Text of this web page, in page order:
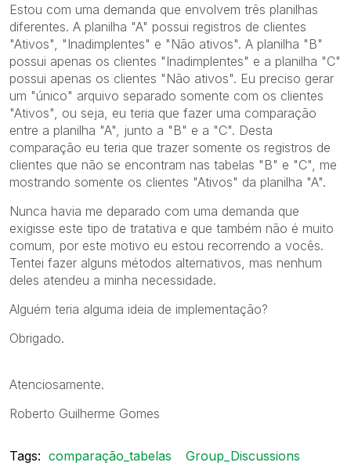
Estou com uma demanda que envolvem três planilhas
diferentes. A planilha "A" possui registros de clientes
"Ativos", "Inadimplentes" e "Não ativos". A planilha "B"
possui apenas os clientes "Inadimplentes" e a planilha "C"
possui apenas os clientes "Não ativos". Eu preciso gerar
um "único" arquivo separado somente com os clientes
"Ativos", ou seja, eu teria que fazer uma comparação
entre a planilha "A", junto a "B" e a "C". Desta
comparação eu teria que trazer somente os registros de
clientes que não se encontram nas tabelas "B" e "C", me
mostrando somente os clientes "Ativos" da planilha "A".
Nunca havia me deparado com uma demanda que
exigisse este tipo de tratativa e que também não é muito
comum, por este motivo eu estou recorrendo a vocês.
Tentei fazer alguns métodos alternativos, mas nenhum
deles atendeu a minha necessidade.
Alguém teria alguma ideia de implementação?
Obrigado.
Atenciosamente.
Roberto Guilherme Gomes
Tags: comparação_tabelas Group_Discussions